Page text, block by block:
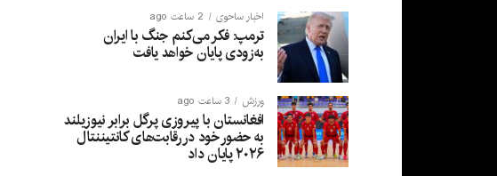
اخبار ساحوی 2 ساعت ago
ترمپ: فکر می‌کنم جنگ با ایران
به‌زودی پایان خواهد یافت
ورزش 3 ساعت ago
افغانستان با پیروزی پرگل برابر نیوزیلند
به حضور خود در رقابت‌های کانتیننتال
۲۰۲۶ پایان داد